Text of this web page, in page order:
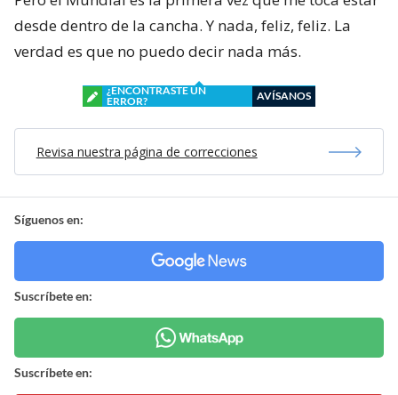
desde dentro de la cancha. Y nada, feliz, feliz. La
verdad es que no puedo decir nada más.
¿ENCONTRASTE UN
ERROR?
AVÍSANOS
Revisa nuestra página de correcciones
Síguenos en:
Suscríbete en:
Suscríbete en: